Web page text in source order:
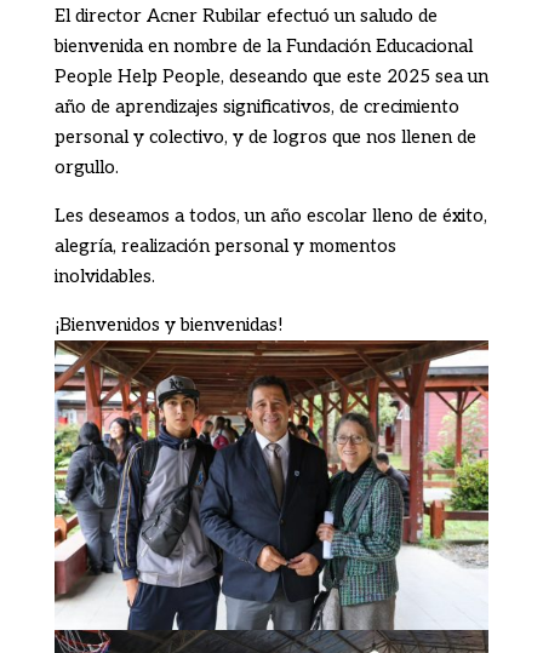
El director Acner Rubilar efectuó un saludo de
bienvenida en nombre de la Fundación Educacional
People Help People, deseando que este 2025 sea un
año de aprendizajes significativos, de crecimiento
personal y colectivo, y de logros que nos llenen de
orgullo.
Les deseamos a todos, un año escolar lleno de éxito,
alegría, realización personal y momentos
inolvidables.
¡Bienvenidos y bienvenidas!